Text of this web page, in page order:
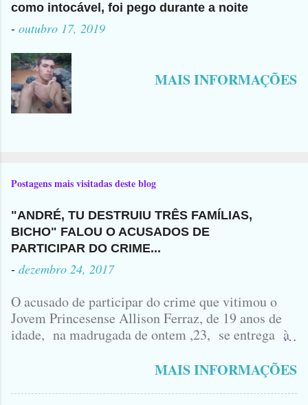
como intocável, foi pego durante a noite
- outubro 17, 2019
MAIS INFORMAÇÕES
Postagens mais visitadas deste blog
"ANDRÉ, TU DESTRUIU TRÊS FAMÍLIAS,
BICHO" FALOU O ACUSADOS DE
PARTICIPAR DO CRIME...
- dezembro 24, 2017
O acusado de participar do crime que vitimou o
Jovem Princesense Allison Ferraz, de 19 anos de
idade, na madrugada de ontem ,23, se entrega à
vulgo ( CORRÓ ) falou como tudo aconteceu ...
MAIS INFORMAÇÕES